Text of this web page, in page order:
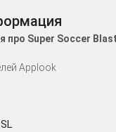
про Super Soccer
Applook